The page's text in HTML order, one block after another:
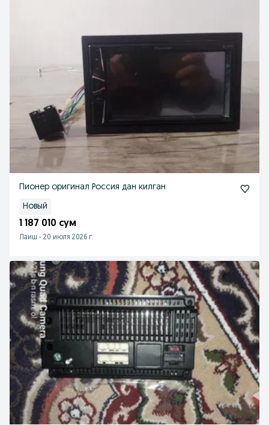
Пионер оригинал Россия дан килган
Новый
1 187 010 сум
Лаиш - 20 июля 2026 г.